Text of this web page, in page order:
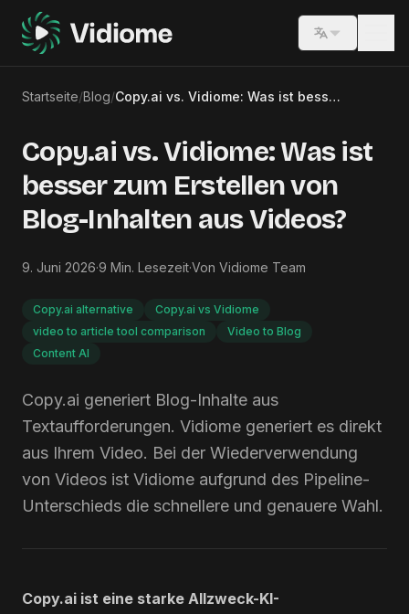
Switch
Startseite/Blog/ Copy.ai vs. Vidiome: Was ist besser zum Erstellen von Blog-Inhalten aus Videos?
Copy.ai vs. Vidiome: Was ist
besser zum Erstellen von
Blog-Inhalten aus Videos?
9. Juni 2026·9 Min. Lesezeit·Von Vidiome Team
Copy.ai alternative
Copy.ai vs Vidiome
video to article tool comparison
Video to Blog
Content AI
Copy.ai generiert Blog-Inhalte aus
Textaufforderungen. Vidiome generiert es direkt
aus Ihrem Video. Bei der Wiederverwendung
von Videos ist Vidiome aufgrund des Pipeline-
Unterschieds die schnellere und genauere Wahl.
Copy.ai ist eine starke Allzweck-KI-